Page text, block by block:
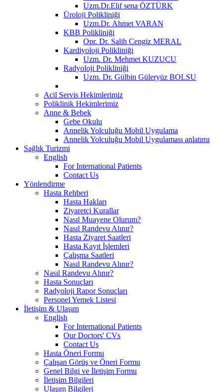
Uzm.Dr.Elif sena ÖZTÜRK
Üroloji Polikliniği
Uzm.Dr. Ahmet VARAN
KBB Polikliniği
Opr. Dr. Salih Cengiz MERAL
Kardiyoloji Polikliniği
Uzm. Dr. Mehmet KUZUCU
Radyoloji Polikliniği
Uzm. Dr. Gülbin Güleryüz BOLSU
Acil Servis Hekimlerimiz
Poliklinik Hekimlerimiz
Anne & Bebek
Gebe Okulu
Annelik Yolculuğu Mobil Uygulama
Annelik Yolculuğu Mobil Uygulaması anlatımı
Sağlık Turizmi
English
For International Patients
Contact Us
Yönlendirme
Hasta Rehberi
Hasta Hakları
Ziyaretçi Kurallar
Nasıl Muayene Olurum?
Nasıl Randevu Alınır?
Hasta Ziyaret Saatleri
Hasta Kayıt İşlemleri
Çalışma Saatleri
Nasıl Randevu Alınır?
Nasıl Randevu Alınır?
Hasta Sonuçları
Radyoloji Rapor Sonuçları
Personel Yemek Listesi
İletişim & Ulaşım
English
For International Patients
Our Doctors' CVs
Contact Us
Hasta Öneri Formu
Çalışan Görüş ve Öneri Formu
Genel Bilgi ve İletişim Formu
İletişim Bilgileri
Ulaşım Bilgileri